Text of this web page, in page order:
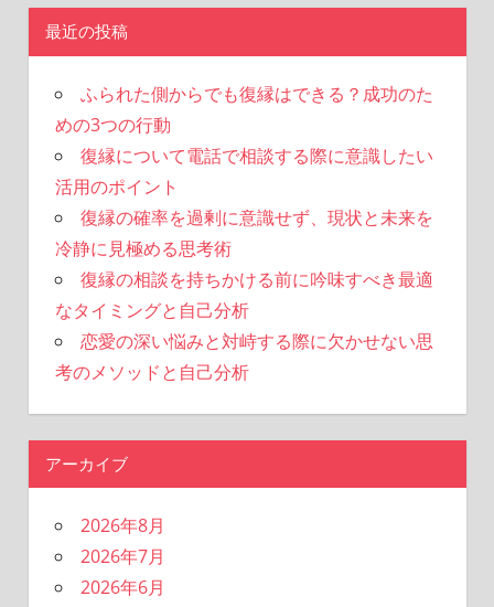
最近の投稿
ふられた側からでも復縁はできる？成功のた
めの3つの行動
復縁について電話で相談する際に意識したい
活用のポイント
復縁の確率を過剰に意識せず、現状と未来を
冷静に見極める思考術
復縁の相談を持ちかける前に吟味すべき最適
なタイミングと自己分析
恋愛の深い悩みと対峙する際に欠かせない思
考のメソッドと自己分析
アーカイブ
2026年8月
2026年7月
2026年6月